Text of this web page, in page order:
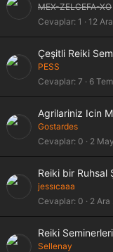
MEX-ZELCEFA-XO
Cevaplar 1 12
Çeşitli Reiki
PESS
Cevaplar 7 6
Agrilariniz Icin
Gostardes
Cevaplar 0 2
Reiki bir Ruhsal
jessıcaaa
Cevaplar 0 2 Ara
Reiki
Sellenay